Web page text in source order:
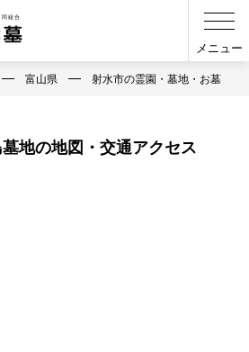
メニュー
富山県 射水市の霊園・墓地・お墓
地の地図・交通アクセス